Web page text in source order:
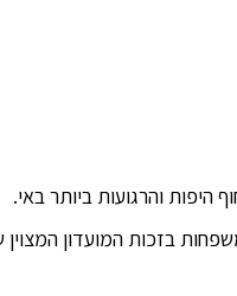
והרגועות ביותר באי.
בזכות המועדון